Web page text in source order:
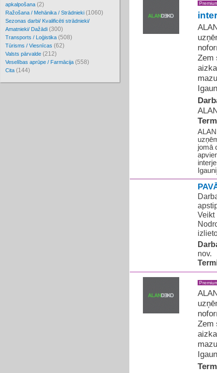
apkalpošana (2)
Ražošana / Mehānika / Strādnieki (1060)
Sezonas darbi/ Kvalificēti strādnieki/
Amatnieki/ Dažādi (300)
Transports / Loģistika (508)
Tūrisms / Viesnīcas (62)
Valsts pārvalde (212)
Veselības aprūpe / Farmācija (558)
Cita (144)
Zem
jomā
Veikt
nov.
Zem